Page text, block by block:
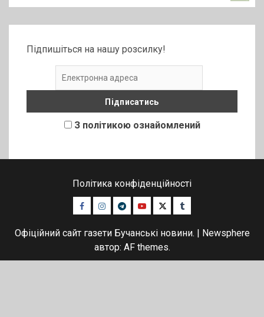
Підпишіться на нашу розсилку!
З політикою ознайомлений
Політика конфіденційності
Facebook
Instagram
TelegramYoutubeTwitterTumblr
Офіційний сайт газети Бучанські новини. | Newsphere
автор: AF themes.